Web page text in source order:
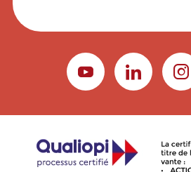
YOUTUBELINKEDIN